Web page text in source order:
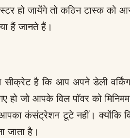
हो जायेंगे तो कठिन टास्क को
हैं जानते हैं।
सीक्रेट है कि आप अपने डेली
हो जो आपके विल पॉवर को
कंसंट्रेशन टूटे नहीं। क्योंकि
जाता है।